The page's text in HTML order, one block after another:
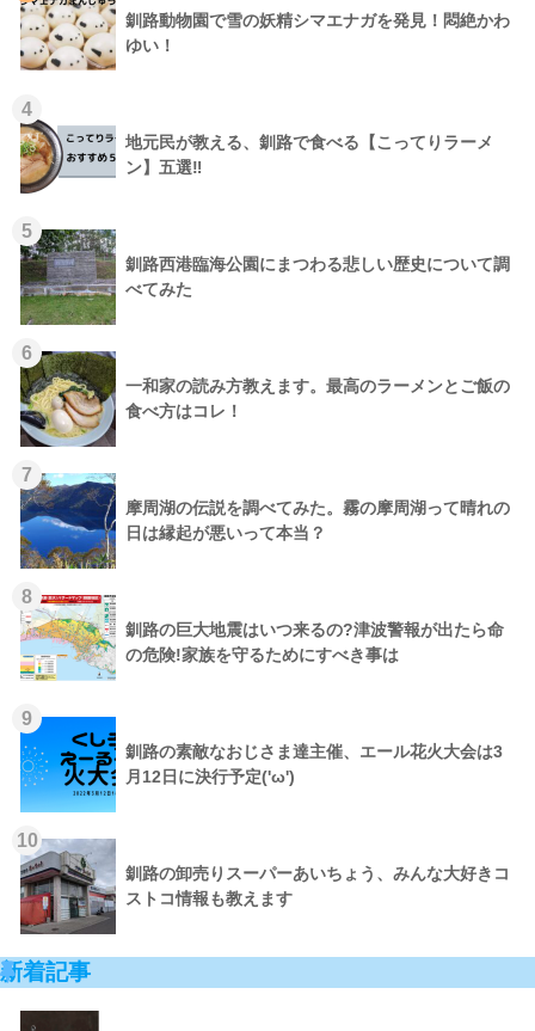
釧路動物園で雪の妖精シマエナガを発見！悶絶かわ
ゆい！
4
地元民が教える、釧路で食べる【こってりラーメ
ン】五選‼
5
釧路西港臨海公園にまつわる悲しい歴史について調
べてみた
6
一和家の読み方教えます。最高のラーメンとご飯の
食べ方はコレ！
7
摩周湖の伝説を調べてみた。霧の摩周湖って晴れの
日は縁起が悪いって本当？
8
釧路の巨大地震はいつ来るの?津波警報が出たら命
の危険!家族を守るためにすべき事は
9
釧路の素敵なおじさま達主催、エール花火大会は3
月12日に決行予定('ω')
10
釧路の卸売りスーパーあいちょう、みんな大好きコ
ストコ情報も教えます
新着記事